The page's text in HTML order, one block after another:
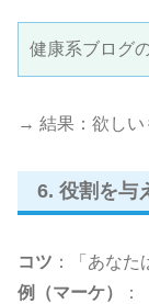
健康系ブログ
→ 結果：欲しい
6. 役割を与
コツ ：「あなた
例（マーケ）
：